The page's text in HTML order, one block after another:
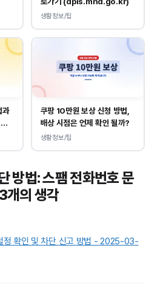
생활정보/팁
과
쿠팡 10만원 보상 신청 방법,
배상 시점은 언제 확인 될까?
생활정보/팁
방법: 스팸 전화번호 문
개의 생각
정 확인 및 차단 신고 방법 - 2025-03-